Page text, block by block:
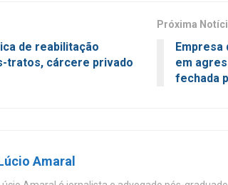
de reabilitação
tratos, cárcere privado
Próxima
Empresa
em
fechada
Amaral